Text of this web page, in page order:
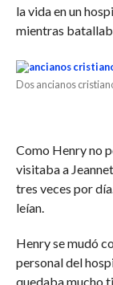
la vida en un
mientras
Dos ancianos
Como Henry no
visitaba a
tres veces por
leían.
Henry se mudó
personal del
quedaba mucho